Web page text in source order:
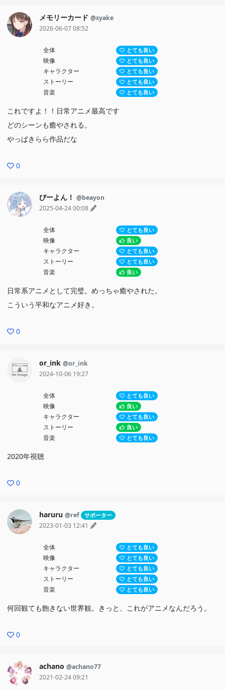
メモリーカード @syake
2026-06-07 08:52
全体 とても良い
映像 とても良い
キャラクター とても良い
ストーリー とても良い
音楽 とても良い
これですよ！！日常アニメ最高です
どのシーンも癒やされる。
やっぱきらら作品だな
0
びーよん！ @beayon
2025-04-24 00:08
全体 とても良い
映像 良い
キャラクター とても良い
ストーリー とても良い
音楽 良い
日常系アニメとして完璧。めっちゃ癒やされた。
こういう平和なアニメ好き。
0
or_ink @or_ink
2024-10-06 19:27
全体 とても良い
映像 良い
キャラクター とても良い
ストーリー 良い
音楽 とても良い
2020年視聴
0
haruru @ref サポーター
2023-01-03 12:41
全体 とても良い
映像 とても良い
キャラクター とても良い
ストーリー とても良い
音楽 とても良い
何回観ても飽きない世界観。きっと、これがアニメなんだろう。
0
achano @achano77
2021-02-24 09:21